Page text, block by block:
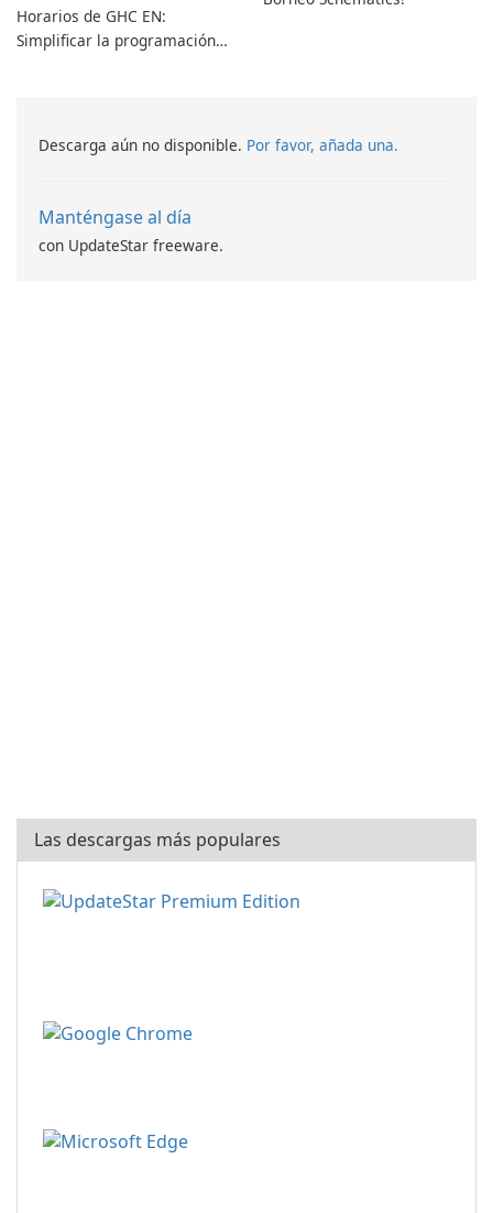
Horarios de GHC EN:
Simplificar la programación
Descarga aún no disponible. Por favor, añada una.
Manténgase al día
con UpdateStar freeware.
Las descargas más populares